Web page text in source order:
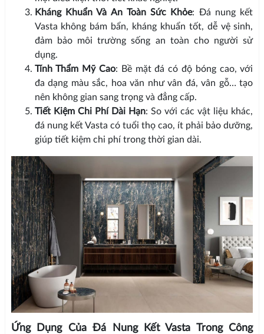
Kháng Khuẩn Và An Toàn Sức Khỏe: Đá nung kết
Vasta không bám bẩn, kháng khuẩn tốt, dễ vệ sinh,
đảm bảo môi trường sống an toàn cho người sử
dụng.
Tính Thẩm Mỹ Cao: Bề mặt đá có độ bóng cao, với
đa dạng màu sắc, hoa văn như vân đá, vân gỗ… tạo
nên không gian sang trọng và đẳng cấp.
Tiết Kiệm Chi Phí Dài Hạn: So với các vật liệu khác,
đá nung kết Vasta có tuổi thọ cao, ít phải bảo dưỡng,
giúp tiết kiệm chi phí trong thời gian dài.
Ứng Dụng Của Đá Nung Kết Vasta Trong Công